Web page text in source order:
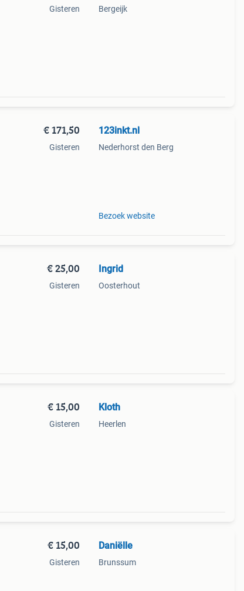
Gisteren Bergeijk
€ 171,50
Gisteren
123inkt.nl
Nederhorst den Berg
Bezoek website
€ 25,00
Gisteren
Ingrid
Oosterhout
€ 15,00
Gisteren
Kloth
Heerlen
€ 15,00
Gisteren
Daniëlle
Brunssum